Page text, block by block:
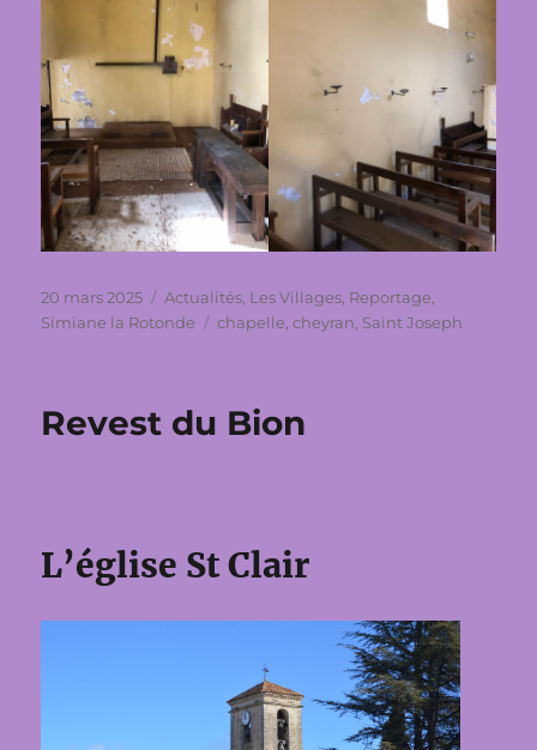
Publié
le
20 mars 2025 Catégories
Actualités, Les Villages, Reportage,
Simiane la Rotonde
Étiquettes
chapelle,cheyran, Saint Joseph
Revest du Bion
L’église St Clair